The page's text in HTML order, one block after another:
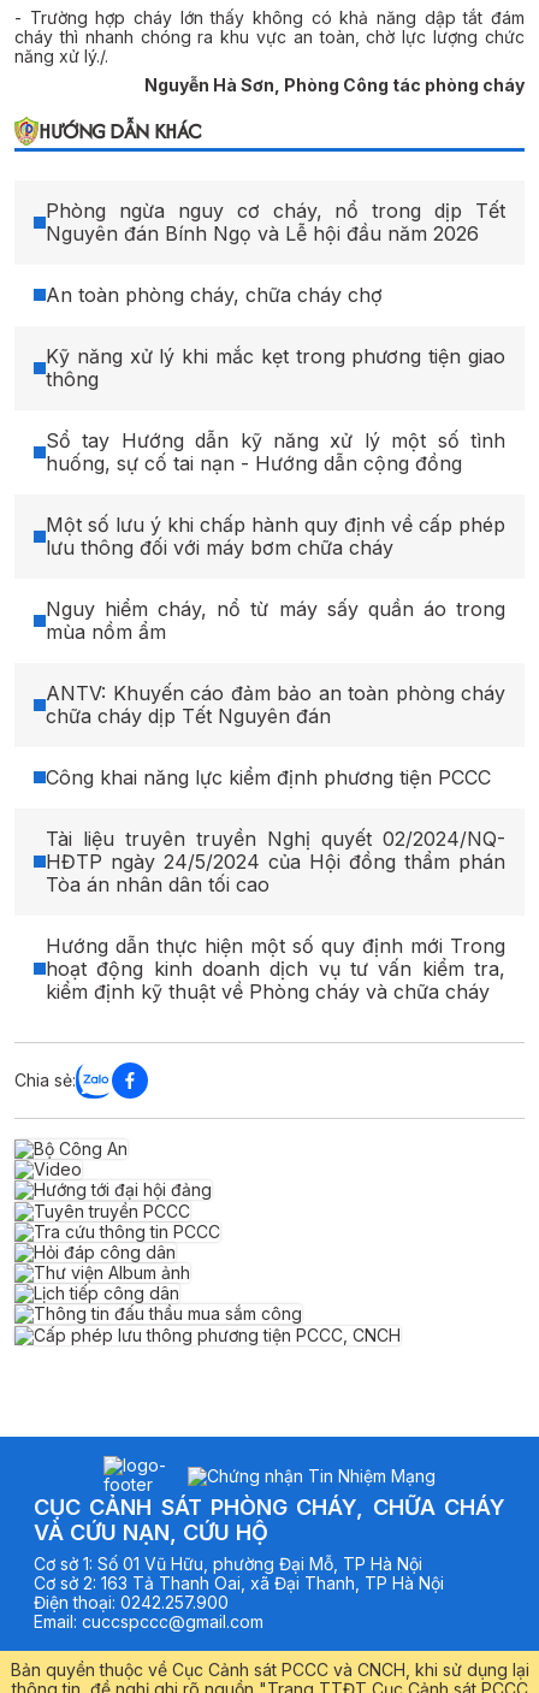
- Trường hợp cháy lớn thấy không có khả năng dập tắt đám
cháy thì nhanh chóng ra khu vực an toàn, chờ lực lượng chức
năng xử lý./.
Nguyễn Hà Sơn, Phòng Công tác phòng cháy
HƯỚNG DẪN KHÁC
Phòng ngừa nguy cơ cháy, nổ trong dịp Tết
Nguyên đán Bính Ngọ và Lễ hội đầu năm 2026
An toàn phòng cháy, chữa cháy chợ
Kỹ năng xử lý khi mắc kẹt trong phương tiện giao
thông
Sổ tay Hướng dẫn kỹ năng xử lý một số tình
huống, sự cố tai nạn - Hướng dẫn cộng đồng
Một số lưu ý khi chấp hành quy định về cấp phép
lưu thông đối với máy bơm chữa cháy
Nguy hiểm cháy, nổ từ máy sấy quần áo trong
mùa nồm ẩm
ANTV: Khuyến cáo đảm bảo an toàn phòng cháy
chữa cháy dịp Tết Nguyên đán
Công khai năng lực kiểm định phương tiện PCCC
Tài liệu truyên truyền Nghị quyết 02/2024/NQ-
HĐTP ngày 24/5/2024 của Hội đồng thẩm phán
Tòa án nhân dân tối cao
Hướng dẫn thực hiện một số quy định mới Trong
hoạt động kinh doanh dịch vụ tư vấn kiểm tra,
kiểm định kỹ thuật về Phòng cháy và chữa cháy
Chia sẻ:
CỤC CẢNH SÁT PHÒNG CHÁY, CHỮA CHÁY
VÀ CỨU NẠN, CỨU HỘ
Cơ sở 1: Số 01 Vũ Hữu, phường Đại Mỗ, TP Hà Nội
Cơ sở 2: 163 Tả Thanh Oai, xã Đại Thanh, TP Hà Nội
Điện thoại: 0242.257.900
Email: cuccspccc@gmail.com
Bản quyền thuộc về Cục Cảnh sát PCCC và CNCH, khi sử dụng lại
thông tin, đề nghị ghi rõ nguồn "Trang TTĐT Cục Cảnh sát PCCC